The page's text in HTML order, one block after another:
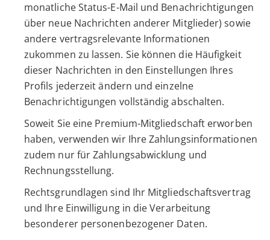
monatliche Status-E-Mail und Benachrichtigungen
über neue Nachrichten anderer Mitglieder) sowie
andere vertragsrelevante Informationen
zukommen zu lassen. Sie können die Häufigkeit
dieser Nachrichten in den Einstellungen Ihres
Profils jederzeit ändern und einzelne
Benachrichtigungen vollständig abschalten.
Soweit Sie eine Premium-Mitgliedschaft erworben
haben, verwenden wir Ihre Zahlungsinformationen
zudem nur für Zahlungsabwicklung und
Rechnungsstellung.
Rechtsgrundlagen sind Ihr Mitgliedschaftsvertrag
und Ihre Einwilligung in die Verarbeitung
besonderer personenbezogener Daten.